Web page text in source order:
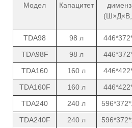
Модел Капацитет
TDA98 98 л
TDA98F
98 л
TDA160
160 л
TDA160F
160 л
TDA240
240 л
TDA240F
240 л